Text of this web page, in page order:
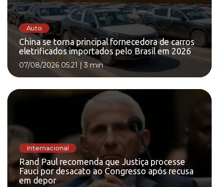
Auto
China se torna principal fornecedora de carros
eletrificados importados pelo Brasil em 2026
07/08/2026 05:21 | 3 min
Internacional
Rand Paul recomenda que Justiça processe
Fauci por desacato ao Congresso após recusa
em depor